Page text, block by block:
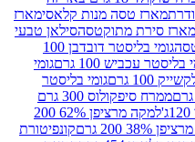
מנות קלאסי מארז
סילאן טבעי
גומי בליסטר דובדבן 100
גרם
גומי
גומי בליסטר
ממרח סיפקולוס 300 גרם
למקה מרציפן 62% 200
קונפיטורת